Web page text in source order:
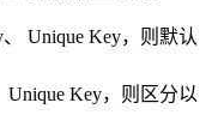
Unique Key，则默认
Unique Key，则区分以